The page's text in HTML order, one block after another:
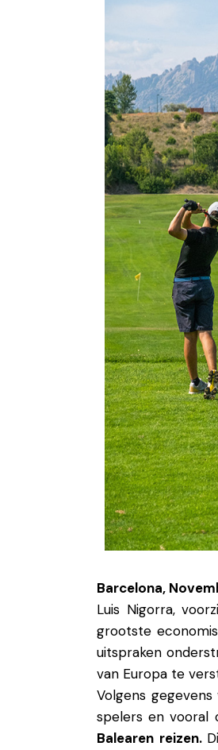
Barcelona,
Luis Nigorra,
grootste
uitspraken
van Europa te
Volgens
spelers en vooral
Balearen reizen.